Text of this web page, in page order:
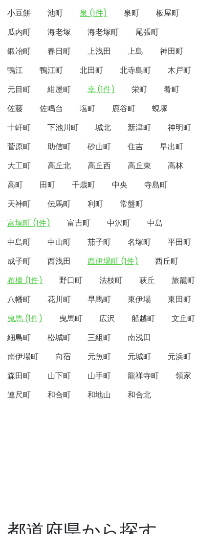
小豆餅
池町 泉 (1件) 泉町
板屋町
瓜内町
海老塚 海老塚町
尾張町
鍛冶町
春日町 上浅田 上島
神田町
鴨江
鴨江町 北田町 北寺島町
木戸町
元目町
紺屋町 幸 (1件) 栄町
肴町
佐藤
佐鳴台 塩町 鹿谷町
蜆塚
十軒町
下池川町 城北 新津町
神明町
菅原町
助信町 砂山町 住吉
早出町
大工町
高丘北 高丘西 高丘東
高林
高町
田町 千歳町 中央
寺島町
天神町
伝馬町 利町
常盤町
富塚町 (1件)
富吉町 中沢町
中島
中島町
中山町 茄子町 名塚町
平田町
成子町
西浅田 西伊場町 (1件)
西丘町
布橋 (1件)
野口町 法枝町 萩丘
旅籠町
八幡町
花川町 早馬町 東伊場
東田町
曳馬 (1件)
曳馬町 広沢 船越町
文丘町
細島町
松城町 三組町
南浅田
南伊場町
向宿 元魚町 元城町
元浜町
森田町
山下町 山手町 龍禅寺町
領家
連尺町
和合町 和地山 和合北